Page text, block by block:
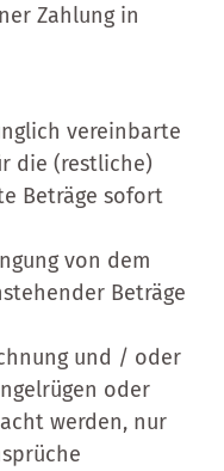
Zahlung in
vereinbarte
die (restliche)
Beträge sofort
von dem
Beträge
und / oder
oder
werden, nur